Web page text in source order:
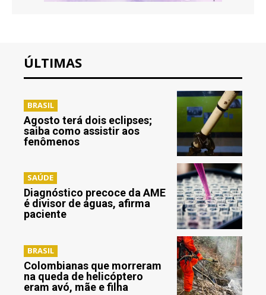
ÚLTIMAS
BRASIL
Agosto terá dois eclipses;
saiba como assistir aos
fenômenos
SAÚDE
Diagnóstico precoce da AME
é divisor de águas, afirma
paciente
BRASIL
Colombianas que morreram
na queda de helicóptero
eram avó, mãe e filha